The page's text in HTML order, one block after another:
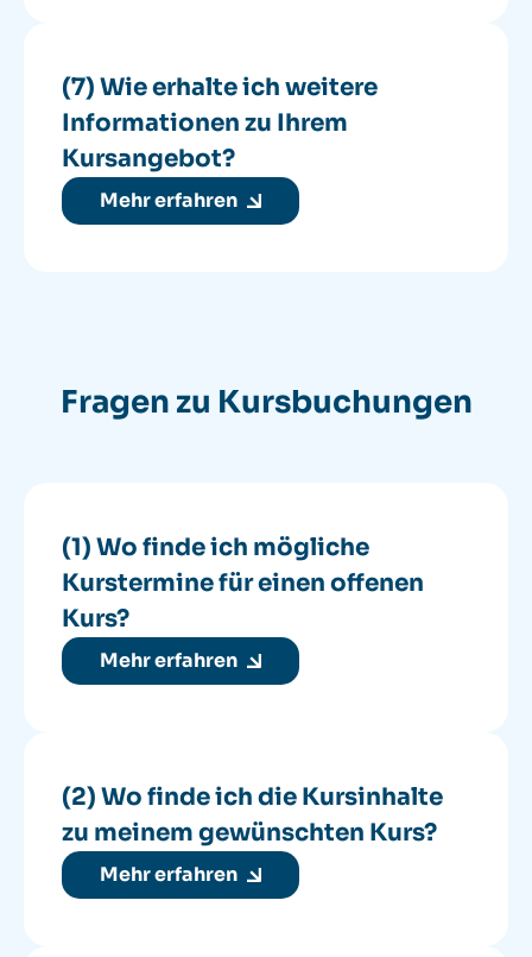
(7) Wie erhalte ich weitere
Informationen zu Ihrem
Kursangebot?
Mehr erfahren
Fragen zu Kursbuchungen
(1) Wo finde ich mögliche
Kurstermine für einen offenen
Kurs?
Mehr erfahren
(2) Wo finde ich die Kursinhalte
zu meinem gewünschten Kurs?
Mehr erfahren